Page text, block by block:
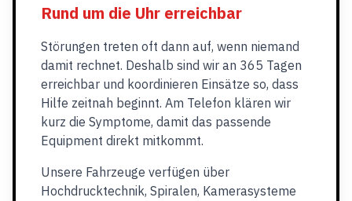
Rund um die Uhr erreichbar
Störungen treten oft dann auf, wenn niemand
damit rechnet. Deshalb sind wir an 365 Tagen
erreichbar und koordinieren Einsätze so, dass
Hilfe zeitnah beginnt. Am Telefon klären wir
kurz die Symptome, damit das passende
Equipment direkt mitkommt.
Unsere Fahrzeuge verfügen über
Hochdrucktechnik, Spiralen, Kamerasysteme